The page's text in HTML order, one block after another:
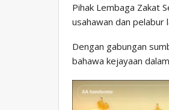
Pihak Lembaga Zakat
usahawan dan pelabur
Dengan gabungan
bahawa kejayaan